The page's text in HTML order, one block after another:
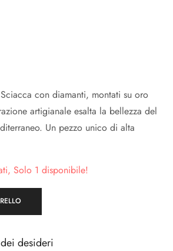
con diamanti, montati su oro
artigianale esalta la bellezza del
Un pezzo unico di alta
Solo 1 disponibile!
desideri